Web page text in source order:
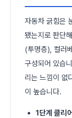
자동차 긁힘은
됐는지로 판단
(투명층), 컬러
구성되어 있습
리는 느낌이 없
이 높습니다.
1단계 클리